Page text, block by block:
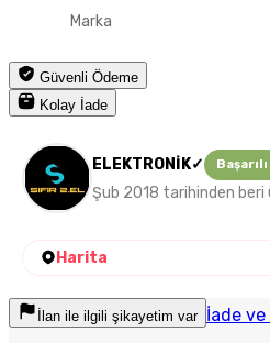
Marka
Güvenli Ödeme
Kolay İade
ELEKTRONİK✓
Şub 2018 tarihinden beri
Harita
İlan ile ilgili şikayetim var İade ve